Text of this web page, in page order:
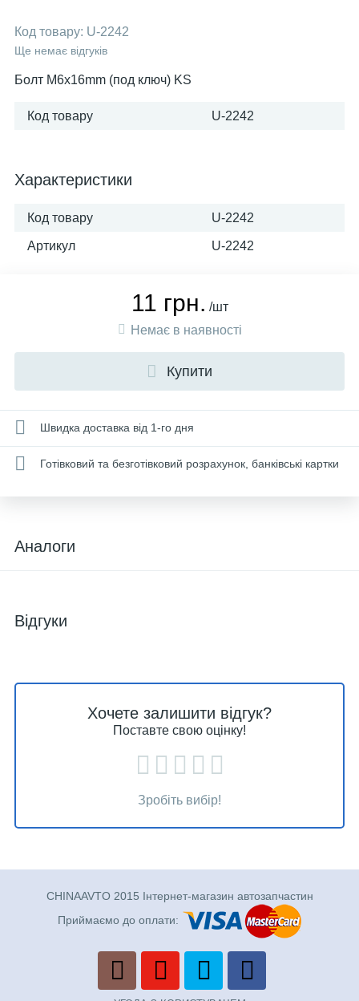
Код товару: U-2242
Ще немає відгуків
Болт M6x16mm (под ключ) KS
Код товару U-2242
Характеристики
Код товару U-2242
Артикул U-2242
11 грн. /шт
Немає в наявності
Купити
Швидка доставка від 1-го дня
Готівковий та безготівковий розрахунок, банківські картки
Аналоги
Відгуки
Хочете залишити відгук?
Поставте свою оцінку!
Зробіть вибір!
CHINAAVTO 2015 Інтернет-магазин автозапчастин
Приймаємо до оплати: